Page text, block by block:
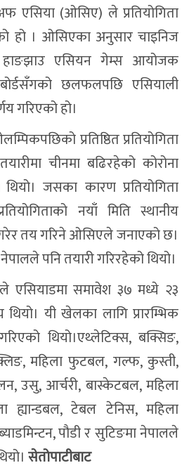
एसिया (ओसिए) ले प्रतियोगिता
हो । ओसिएका अनुसार चाइनिज
एसियन गेम्स आयोजक
छलफलपछि एसियाली
गरिएको हो।
प्रतिष्ठित प्रतियोगिता
चीनमा बढिरहेको कोरोना
जसका कारण प्रतियोगिता
नयाँ मिति स्थानीय
तय गरिने ओसिएले जनाएको छ।
पनि तयारी गरिरहेको थियो।
एसियाडमा समावेश ३७ मध्ये २३
यी खेलका लागि प्रारम्भिक
थियो।एथ्लेटिक्स, बक्सिङ,
महिला फुटबल, गल्फ, कुस्ती,
उसु, आर्चरी, बास्केटबल, महिला
ह्यान्डबल, टेबल टेनिस, महिला
पौडी र सुटिङमा नेपालले
सेतोपाटीबाट